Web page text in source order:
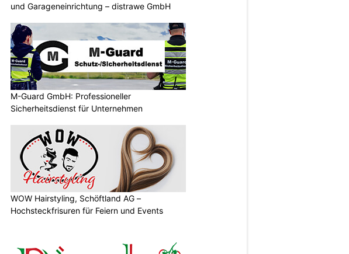
und Garageneinrichtung – distrawe GmbH
M-Guard GmbH: Professioneller
Sicherheitsdienst für Unternehmen
WOW Hairstyling, Schöftland AG –
Hochsteckfrisuren für Feiern und Events